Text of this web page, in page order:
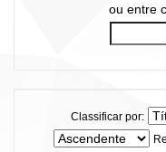
ou entre
Classificar por: